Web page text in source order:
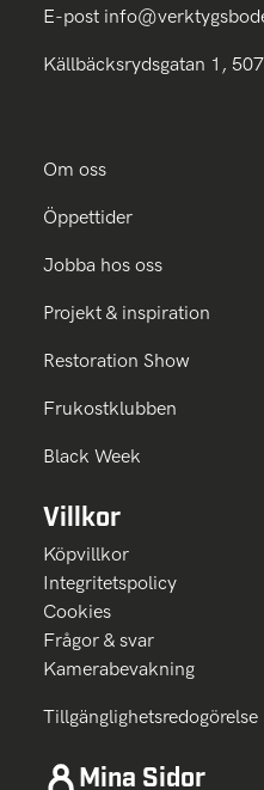
E-post
Källbäcksrydsgatan 1,
Om oss
Öppettider
Jobba hos oss
Projekt & inspiration
Restoration Show
Frukostklubben
Black Week
Villkor
Köpvillkor
Integritetspolicy
Cookies
Frågor & svar
Kamerabevakning
Tillgänglighetsredogörelse
Mina Sidor